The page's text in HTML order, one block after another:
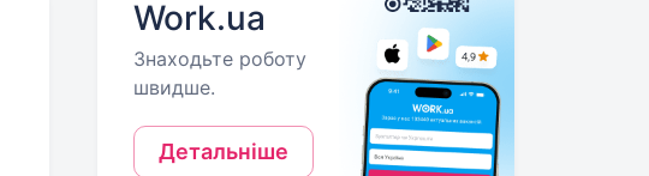
Work.ua
Знаходьте роботу
швидше.
Детальніше